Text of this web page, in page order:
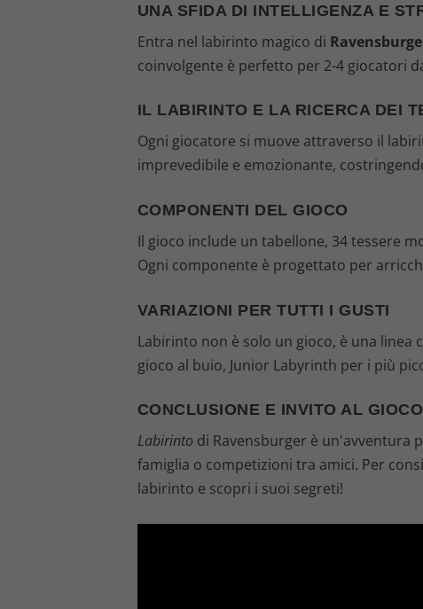
UNA SFIDA DI INTELLIGENZA E
Entra nel labirinto magico di
coinvolgente è perfetto per 2-4 giocatori
IL LABIRINTO E LA RICERCA DEI
Ogni giocatore si muove attraverso il
imprevedibile e emozionante,
COMPONENTI DEL GIOCO
Il gioco include un tabellone, 34 tessere
Ogni componente è progettato per
VARIAZIONI PER TUTTI I GUSTI
Labirinto non è solo un gioco, è una
gioco al buio, Junior Labyrinth per i più
CONCLUSIONE E INVITO AL GIOCO
Labirinto di Ravensburger è un'avventura
famiglia o competizioni tra amici. Per
labirinto e scopri i suoi segreti!